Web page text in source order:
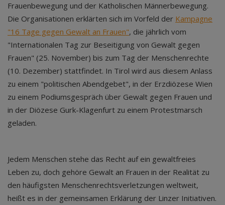
Frauenbewegung und der Katholischen Männerbewegung.
Die Organisationen erklärten sich im Vorfeld der Kampagne
"16 Tage gegen Gewalt an Frauen", die jährlich vom
"Internationalen Tag zur Beseitigung von Gewalt gegen
Frauen" (25. November) bis zum Tag der Menschenrechte
(10. Dezember) stattfindet. In Tirol wird aus diesem Anlass
zu einem "politischen Abendgebet", in der Erzdiözese Wien
zu einem Podiumsgespräch über Gewalt gegen Frauen und
in der Diözese Gurk-Klagenfurt zu einem Protestmarsch
geladen.
Jedem Menschen stehe das Recht auf ein gewaltfreies
Leben zu, doch gehöre Gewalt an Frauen in der Realität zu
den häufigsten Menschenrechtsverletzungen weltweit,
heißt es in der gemeinsamen Erklärung der Linzer Initiativen.